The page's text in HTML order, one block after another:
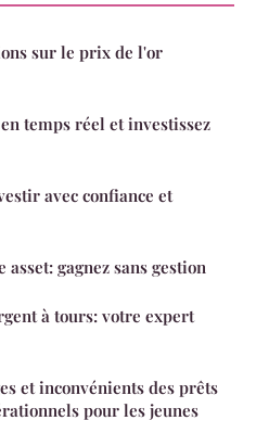
sur le prix de l'or
temps réel et investissez
avec confiance et
gagnez sans gestion
à tours: votre expert
et inconvénients des prêts
pour les jeunes